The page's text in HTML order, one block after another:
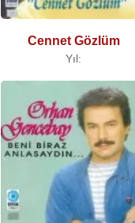
Cennet Gözlüm
Yıl: